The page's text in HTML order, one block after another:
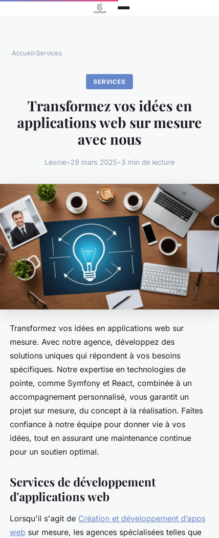
Accueil›Services
SERVICES
Transformez vos idées en
applications web sur mesure
avec nous
Léonie•29 mars 2025•3 min de lecture
Transformez vos idées en applications web sur
mesure. Avec notre agence, développez des
solutions uniques qui répondent à vos besoins
spécifiques. Notre expertise en technologies de
pointe, comme Symfony et React, combinée à un
accompagnement personnalisé, vous garantit un
projet sur mesure, du concept à la réalisation. Faites
confiance à notre équipe pour donner vie à vos
idées, tout en assurant une maintenance continue
pour un soutien optimal.
Services de développement
d'applications web
Lorsqu'il s'agit de Création et développement d’apps
web sur mesure, les agences spécialisées telles que